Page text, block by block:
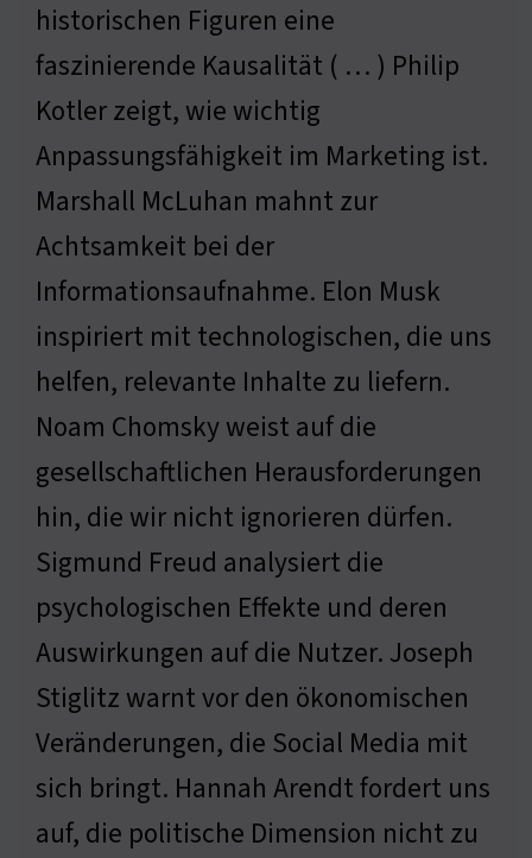
historischen Figuren eine
faszinierende Kausalität ( … ) Philip
Kotler zeigt, wie wichtig
Anpassungsfähigkeit im Marketing ist.
Marshall McLuhan mahnt zur
Achtsamkeit bei der
Informationsaufnahme. Elon Musk
inspiriert mit technologischen, die uns
helfen, relevante Inhalte zu liefern.
Noam Chomsky weist auf die
gesellschaftlichen Herausforderungen
hin, die wir nicht ignorieren dürfen.
Sigmund Freud analysiert die
psychologischen Effekte und deren
Auswirkungen auf die Nutzer. Joseph
Stiglitz warnt vor den ökonomischen
Veränderungen, die Social Media mit
sich bringt. Hannah Arendt fordert uns
auf, die politische Dimension nicht zu